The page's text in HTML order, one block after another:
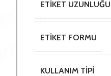
ETIKET UZUNLUĞU
ETIKET FORMU
KULLANIM TIPI